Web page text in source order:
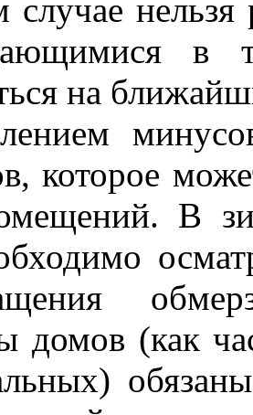
нельзя
в
на
которое
В
домов (как